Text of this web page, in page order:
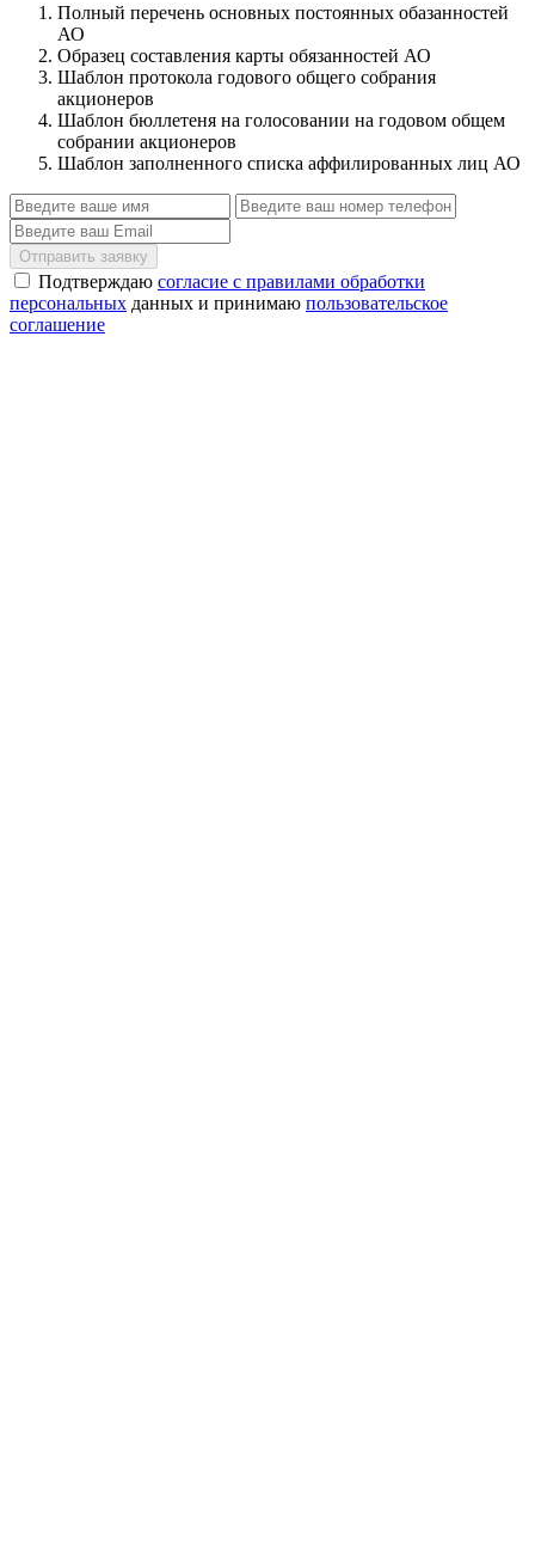
Полный перечень основных постоянных обазанностей
АО
Образец составления карты обязанностей АО
Шаблон протокола годового общего собрания
акционеров
Шаблон бюллетеня на голосовании на годовом общем
собрании акционеров
Шаблон заполненного списка аффилированных лиц АО
Отправить заявку
Подтверждаю согласие с правилами обработки
персональных данных и принимаю пользовательское
соглашение